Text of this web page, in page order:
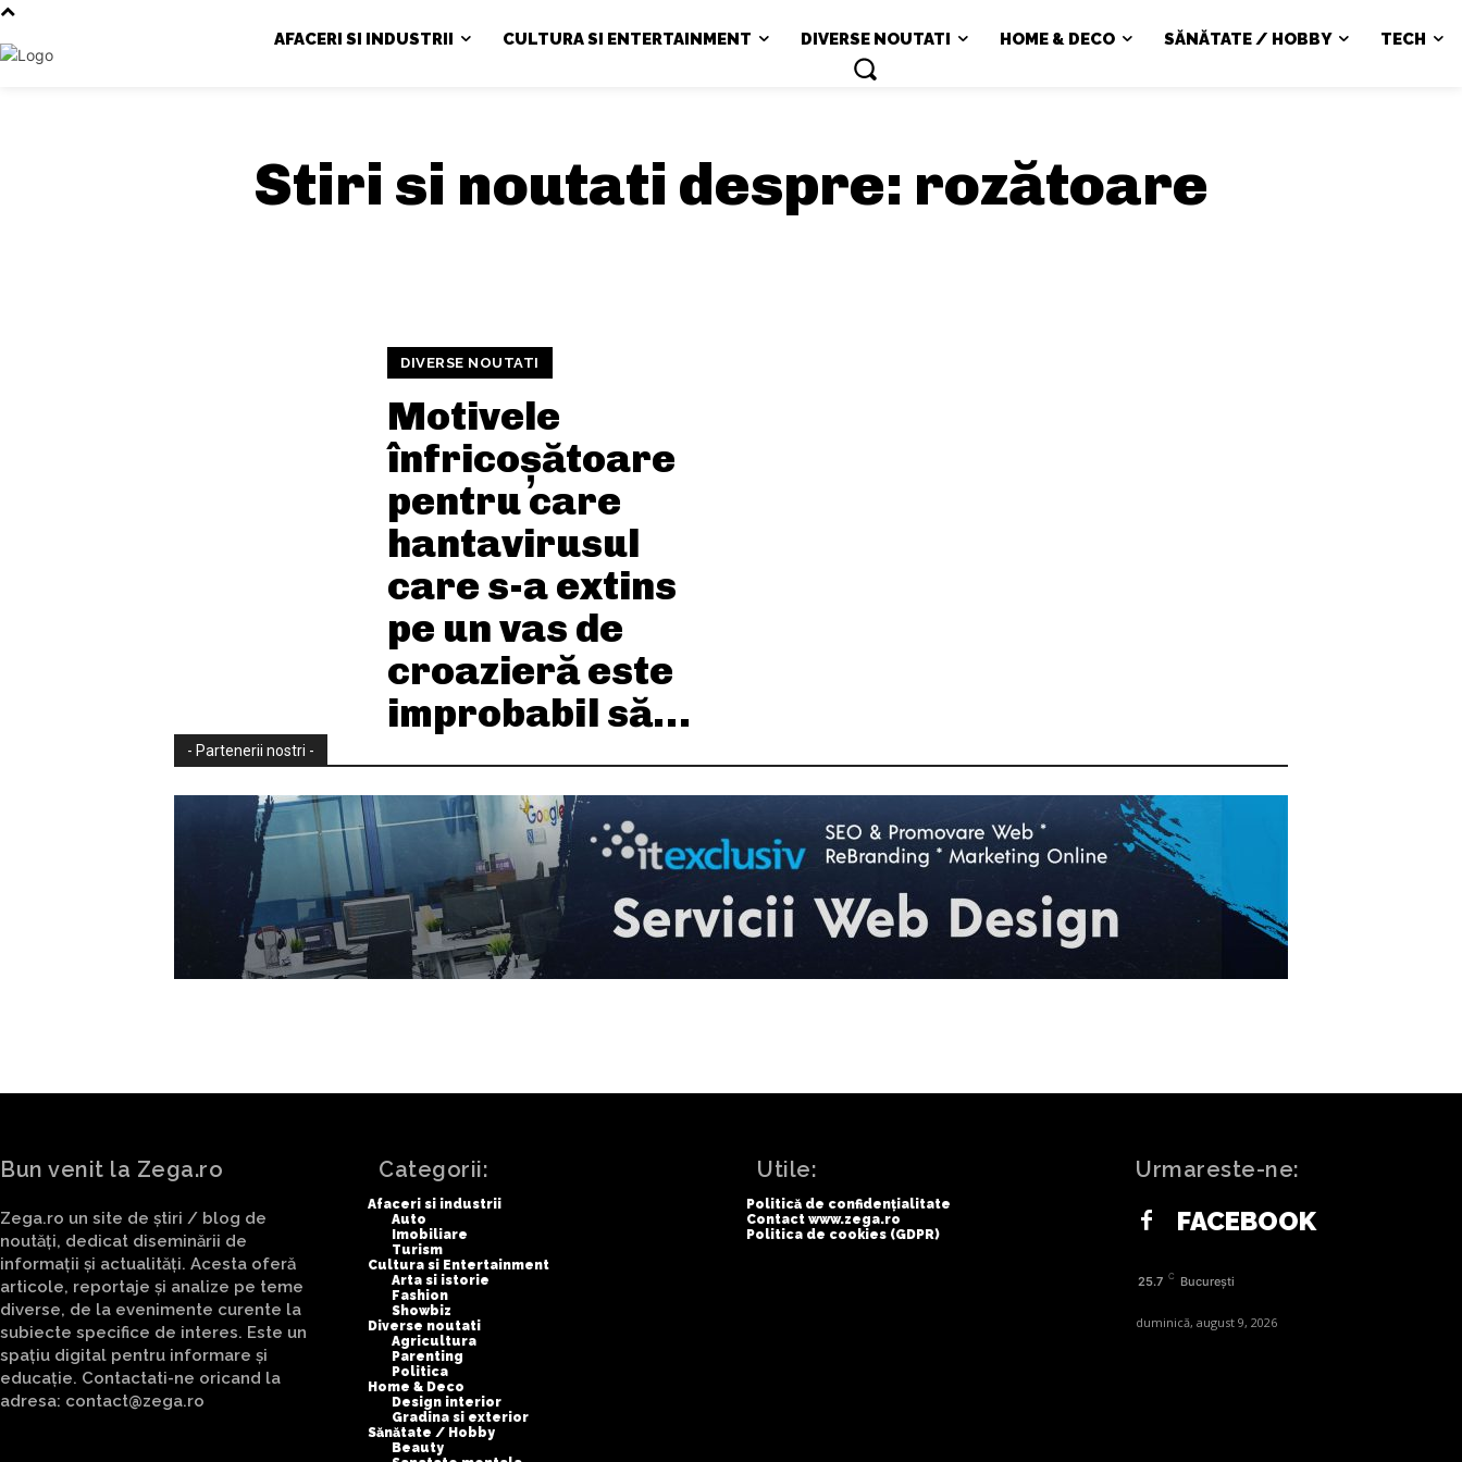
AFACERI SI INDUSTRII CULTURA SI ENTERTAINMENT DIVERSE NOUTATI HOME & DECO SĂNĂTATE / HOBBY TECH
Stiri si noutati despre: rozătoare
DIVERSE NOUTATI
Motivele
înfricoșătoare
pentru care
hantavirusul
care s-a extins
pe un vas de
croazieră este
improbabil să…
- Partenerii nostri -
Bun venit la Zega.ro
Zega.ro un site de știri / blog de
noutăți, dedicat diseminării de
informații și actualități. Acesta oferă
articole, reportaje și analize pe teme
diverse, de la evenimente curente la
subiecte specifice de interes. Este un
spațiu digital pentru informare și
educație. Contactati-ne oricand la
adresa: contact@zega.ro
Categorii:
Afaceri si industrii
Auto
Imobiliare
Turism
Cultura si Entertainment
Arta si istorie
Fashion
Showbiz
Diverse noutati
Agricultura
Parenting
Politica
Home & Deco
Design interior
Gradina si exterior
Sănătate / Hobby
Beauty
Utile:
Politică de confidențialitate
Contact www.zega.ro
Politica de cookies (GDPR)
Urmareste-ne:
FACEBOOK
25.7 C București
duminică, august 9, 2026